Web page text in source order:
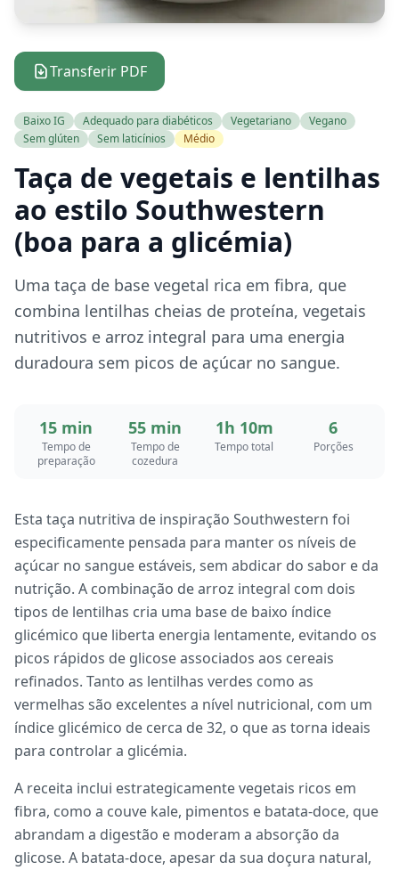
Transferir PDF
Baixo IG Adequado para diabéticos Vegetariano
Vegano
Sem glúten
Sem laticínios Médio
Taça de vegetais e lentilhas
ao estilo Southwestern
(boa para a glicémia)
Uma taça de base vegetal rica em fibra, que
combina lentilhas cheias de proteína, vegetais
nutritivos e arroz integral para uma energia
duradoura sem picos de açúcar no sangue.
15 min
Tempo de
preparação
55 min
Tempo de
cozedura
1h 10m
Tempo total
6
Porções
Esta taça nutritiva de inspiração Southwestern foi
especificamente pensada para manter os níveis de
açúcar no sangue estáveis, sem abdicar do sabor e da
nutrição. A combinação de arroz integral com dois
tipos de lentilhas cria uma base de baixo índice
glicémico que liberta energia lentamente, evitando os
picos rápidos de glicose associados aos cereais
refinados. Tanto as lentilhas verdes como as
vermelhas são excelentes a nível nutricional, com um
índice glicémico de cerca de 32, o que as torna ideais
para controlar a glicémia.
A receita inclui estrategicamente vegetais ricos em
fibra, como a couve kale, pimentos e batata-doce, que
abrandam a digestão e moderam a absorção da
glicose. A batata-doce, apesar da sua doçura natural,